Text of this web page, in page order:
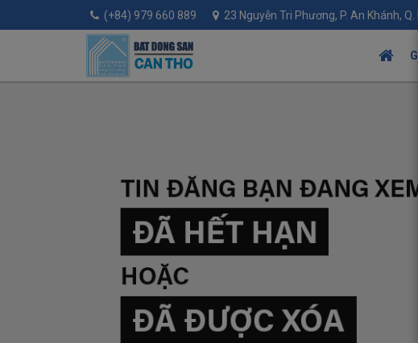
(+84) 979 660 889 23 Nguyễn Tri Phương, P. An Khánh,